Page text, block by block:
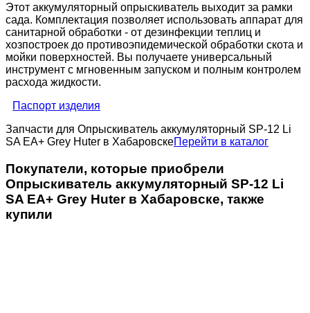
Этот аккумуляторный опрыскиватель выходит за рамки
сада. Комплектация позволяет использовать аппарат для
санитарной обработки - от дезинфекции теплиц и
хозпостроек до противоэпидемической обработки скота и
мойки поверхностей. Вы получаете универсальный
инструмент с мгновенным запуском и полным контролем
расхода жидкости.
Паспорт изделия
Запчасти для Опрыскиватель аккумуляторный SP-12 Li
SA EA+ Grey Huter в ХабаровскеПерейти в каталог
Покупатели, которые приобрели
Опрыскиватель аккумуляторный SP-12 Li
SA EA+ Grey Huter в Хабаровске, также
купили